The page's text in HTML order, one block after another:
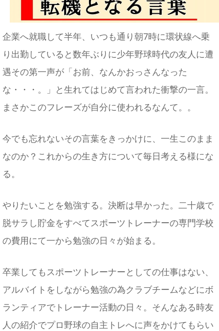
企業へ就職して半年、いつも通り朝7時に環状線へ乗
り出勤していると数年ぶりに少年野球時代の友人に遭
遇その第一声が「お前、なんかおっさんなった
な・・・。」と生れてはじめて言われた衝撃の一言。
まさかこのフレーズが自分に使われるなんて。。
今でも忘れないその言葉をきっかけに、一生このまま
なのか？これからの生き方について毎日考える様にな
る。
やりたいことを勉強する。決断は早かった。二十歳で
脱サラし貯金をすべてスポーツトレーナーの専門学校
の費用にて一から勉強の日々が始まる。
卒業してもスポーツトレーナーとしての仕事はない、
アルバイトをしながら勉強の為クラブチームなどにボ
ランティアでトレーナー活動の日々。そんなある時友
人の紹介でプロ野球の自主トレへに声をかけてもらい